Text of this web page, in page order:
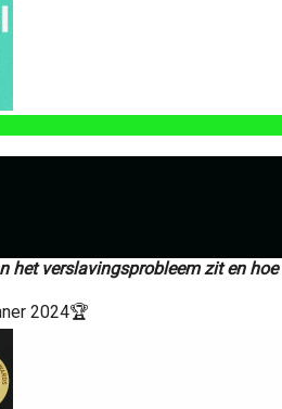
het verslavingsprobleem ziten hoe
2024🏆